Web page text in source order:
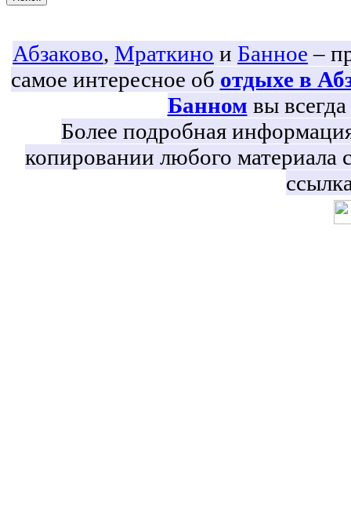
Абзаково, Мраткино и Банное –
самое интересное об отдыхе в
Банном вы
Более подробная
копировании любого материала